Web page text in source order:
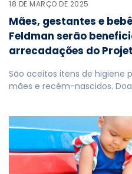
18 DE MARÇO DE 2025
Mães, gestantes e
Feldman serão
arrecadações do
São aceitos itens de higiene
mães e recém-nascidos.